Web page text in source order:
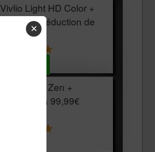
Vivlio Light HD Color +
HOUSSE réduction de
Vivlio Light Zen +
HOUSSE à 99,99€
✕